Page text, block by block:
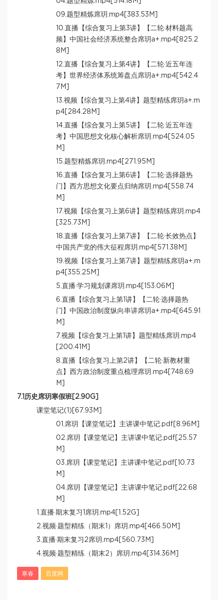
09.题型精炼席玥.mp4[383.53M]
10.直播【综合复习上第3讲】【二轮·材料题高
频】中国社会经济系统整合席玥a+.mp4[825.2
8M]
12.直播【综合复习上第4讲】【二轮·近五年连
考】世界经济体系统筹盘点席玥a+.mp4[542.4
7M]
13.视频【综合复习上第4讲】题型精练席玥a+.m
p4[284.28M]
14.直播【综合复习上第5讲】【二轮·近五年连
考】中国思想文化核心解析席玥.mp4[524.05
M]
15.题型精炼席玥.mp4[271.95M]
16.直播【综合复习上第6讲】【二轮·选择题热
门】西方思想文化要点归纳席玥.mp4[558.74
M]
17.视频【综合复习上第6讲】题型精练席玥.mp4
[325.73M]
18.直播【综合复习上第7讲】【二轮·长效热点】
中国共产党的伟大征程席玥.mp4[571.38M]
19.视频【综合复习上第7讲】题型精练席玥a+.m
p4[355.25M]
5.直播·学习规划课席玥.mp4[153.06M]
6.直播【综合复习上第1讲】【二轮·选择题热
门】中国政治制度纵向串讲席玥a+.mp4[645.91
M]
7.视频【综合复习上第1讲】题型精练席玥.mp4
[200.41M]
8.直播【综合复习上第2讲】【二轮·新教材重
点】西方政治制度重点梳理席玥.mp4[748.69
M]
7.1历史席玥寒假班[2.90G]
课堂笔记(1)[67.93M]
01.席玥【课堂笔记】主讲课中笔记.pdf[8.96M]
02.席玥【课堂笔记】主讲课中笔记.pdf[25.57
M]
03.席玥【课堂笔记】主讲课中笔记.pdf[10.73
M]
04.席玥【课堂笔记】主讲课中笔记.pdf[22.68
M]
1.直播·期末复习1席玥.mp4[1.52G]
2.视频·题型精练（期末1）席玥.mp4[466.50M]
3.直播·期末复习2席玥.mp4[560.73M]
4.视频·题型精练（期末2）席玥.mp4[314.36M]
寒春 百度网